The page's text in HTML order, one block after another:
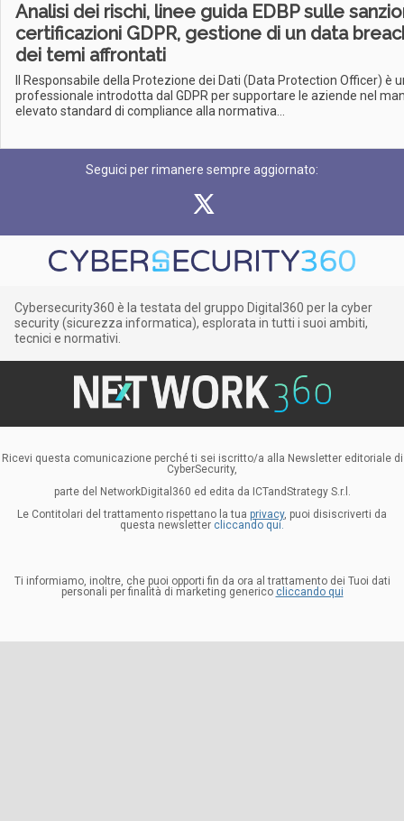
Analisi dei rischi, linee guida EDBP sulle
certificazioni GDPR, gestione di un data
dei temi affrontati
Il Responsabile della Protezione dei Dati (Data Protection Officer) è
professionale introdotta dal GDPR per supportare le aziende nel
elevato standard di compliance alla normativa...
Seguici per rimanere sempre aggiornato:
Cybersecurity360 è la testata del gruppo Digital360 per la cyber
security (sicurezza informatica), esplorata in tutti i suoi ambiti,
tecnici e normativi.
Ricevi questa comunicazione perché ti sei iscritto/a alla Newsletter editoriale di
CyberSecurity,
parte del NetworkDigital360 ed edita da ICTandStrategy S.r.l.
Le Contitolari del trattamento rispettano la tua privacy, puoi disiscriverti da
questa newsletter cliccando qui.
Ti informiamo, inoltre, che puoi opporti fin da ora al trattamento dei Tuoi dati
personali per finalità di marketing generico cliccando qui